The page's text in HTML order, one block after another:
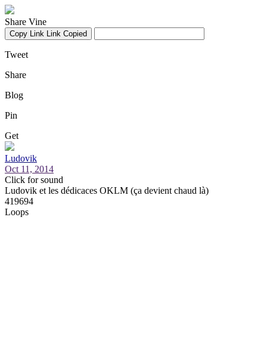
Share Vine
Copy Link Link Copied
Tweet
Share
Blog
Pin
Get
Ludovik
Oct 11, 2014
Click for sound
Ludovik et les dédicaces OKLM (ça devient chaud là)
419694
Loops